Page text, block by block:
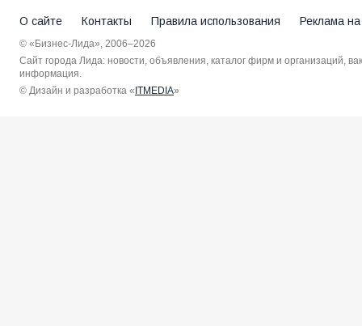
О сайте Контакты Правила использования Реклама
© «Бизнес-Лида», 2006–2026
Сайт города Лида: новости, объявления, каталог фирм и организаций,
информация.
© Дизайн и разработка « ITMEDIA»